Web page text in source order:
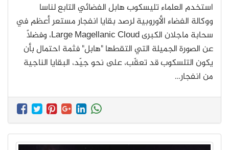
استخدم العلماء تليسكوب هابل الفضائي التابع لناسا
ووكالة الفضاء الأوروبية لرصد بقايا انفجار مستعر أعظم في
سحابة ماجلان الكبرى Large Magellanic Cloud، وفضلاً
عن الصورة الجميلة التي التقطها "هابل" فثمة احتمال بأن
يكون التلسكوب قد تعقّب، على نحو جيّد، البقايا الناجية
من انفجار…